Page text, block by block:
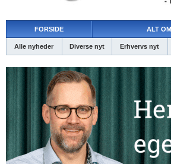
FORSIDE ALT
Alle nyheder Diverse nyt Erhvervs nyt